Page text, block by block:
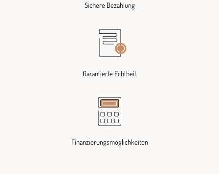
Sichere Bezahlung
Garantierte Echtheit
Finanzierungsmöglichkeiten